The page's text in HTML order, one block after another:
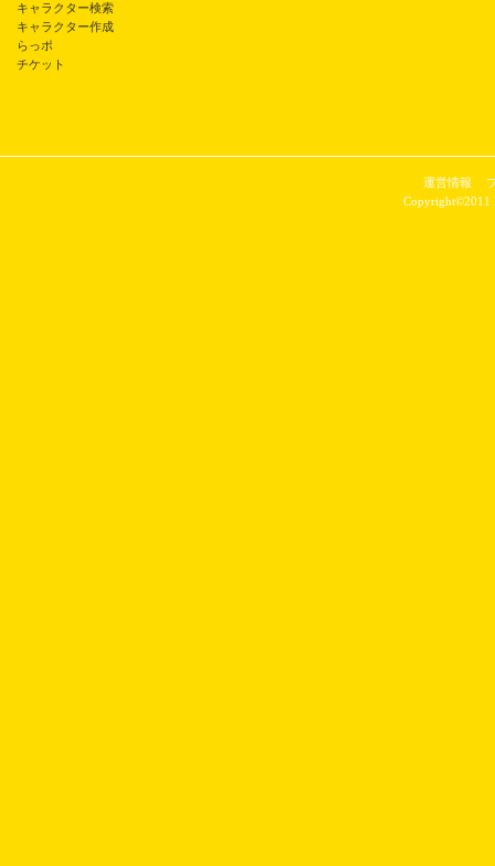
キャラクター検索
キャラクター作成
らっポ
チケット
運営情報
Copyright©2011